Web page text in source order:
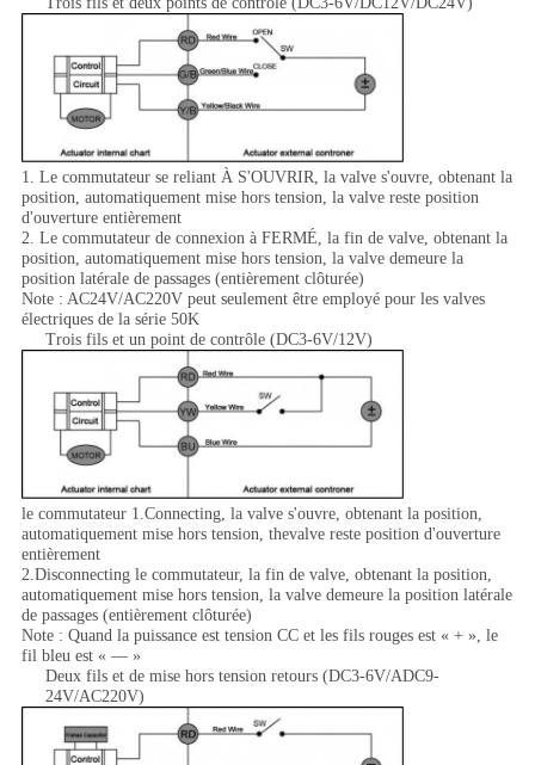
1. Le commutateur se reliant À S'OUVRIR, la valve s'ouvre, obtenant la
position, automatiquement mise hors tension, la valve reste position
d'ouverture entièrement
2. Le commutateur de connexion à FERMÉ, la fin de valve, obtenant la
position, automatiquement mise hors tension, la valve demeure la
position latérale de passages (entièrement clôturée)
Note : AC24V/AC220V peut seulement être employé pour les valves
électriques de la série 50K
Trois fils et un point de contrôle (DC3-6V/12V)
le commutateur 1.Connecting, la valve s'ouvre, obtenant la position,
automatiquement mise hors tension, thevalve reste position d'ouverture
entièrement
2.Disconnecting le commutateur, la fin de valve, obtenant la position,
automatiquement mise hors tension, la valve demeure la position latérale
de passages (entièrement clôturée)
Note : Quand la puissance est tension CC et les fils rouges est « + », le
fil bleu est « — »
Deux fils et de mise hors tension retours (DC3-6V/ADC9-
24V/AC220V)